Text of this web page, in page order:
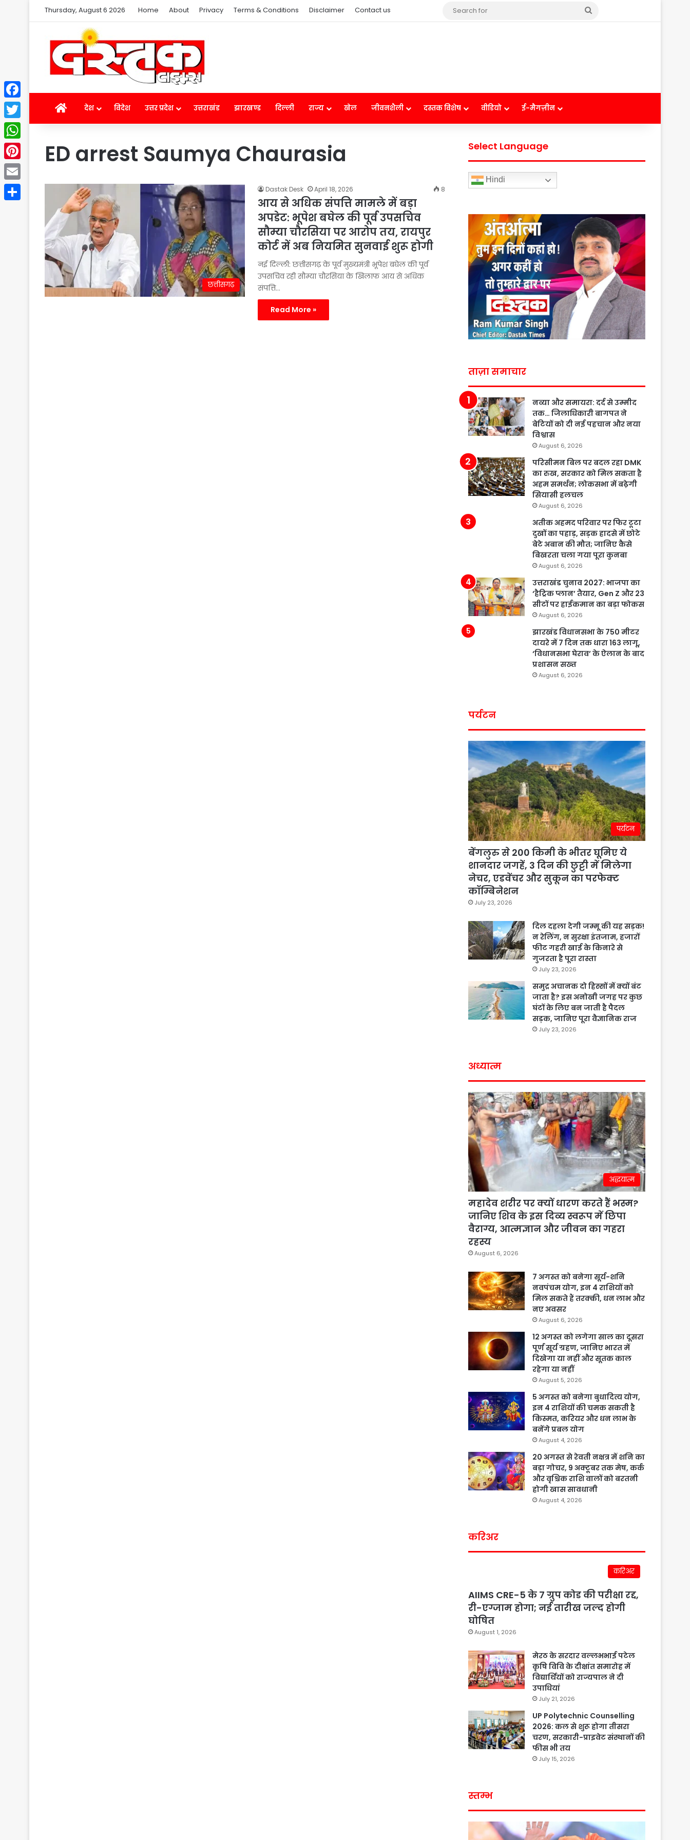
Thursday, August 6 2026 Home About Privacy Terms & Conditions Disclaimer Contact us
Homeदेश विदेश उत्तर प्रदेश उत्तराखंड झारखण्ड दिल्ली राज्य खेल जीवनशैली दस्तक विशेष वीडियो ई-मैगज़ीन
ED arrest Saumya Chaurasia
छत्तीसगढ़
Dastak Desk April 18, 2026 8
आय से अधिक संपत्ति मामले में बड़ा
अपडेट: भूपेश बघेल की पूर्व उपसचिव
सौम्या चौरसिया पर आरोप तय, रायपुर
कोर्ट में अब नियमित सुनवाई शुरू होगी
नई दिल्ली: छत्तीसगढ़ के पूर्व मुख्यमंत्री भूपेश बघेल की पूर्व
उपसचिव रही सौम्या चौरसिया के खिलाफ आय से अधिक
संपत्ति…
Read More »
Select Language
Hindi
ताज़ा समाचार
नव्या और समायरा: दर्द से उम्मीद
तक… जिलाधिकारी बागपत ने
बेटियों को दी नई पहचान और नया
विश्वास
August 6, 2026
परिसीमन बिल पर बदल रहा DMK
का रुख, सरकार को मिल सकता है
अहम समर्थन; लोकसभा में बढ़ेगी
सियासी हलचल
August 6, 2026
अतीक अहमद परिवार पर फिर टूटा
दुखों का पहाड़, सड़क हादसे में छोटे
बेटे अबान की मौत; जानिए कैसे
बिखरता चला गया पूरा कुनबा
August 6, 2026
उत्तराखंड चुनाव 2027: भाजपा का
‘हैट्रिक प्लान’ तैयार, Gen Z और 23
सीटों पर हाईकमान का बड़ा फोकस
August 6, 2026
झारखंड विधानसभा के 750 मीटर
दायरे में 7 दिन तक धारा 163 लागू,
‘विधानसभा घेराव’ के ऐलान के बाद
प्रशासन सख्त
August 6, 2026
पर्यटन
पर्यटन
बेंगलुरु से 200 किमी के भीतर घूमिए ये
शानदार जगहें, 3 दिन की छुट्टी में मिलेगा
नेचर, एडवेंचर और सुकून का परफेक्ट
कॉम्बिनेशन
July 23, 2026
दिल दहला देगी जम्मू की यह सड़क!
न रेलिंग, न सुरक्षा इंतजाम, हजारों
फीट गहरी खाई के किनारे से
गुजरता है पूरा रास्ता
July 23, 2026
समुद्र अचानक दो हिस्सों में क्यों बंट
जाता है? इस अनोखी जगह पर कुछ
घंटों के लिए बन जाती है पैदल
सड़क, जानिए पूरा वैज्ञानिक राज
July 23, 2026
अध्यात्म
अद्धयात्म
महादेव शरीर पर क्यों धारण करते हैं भस्म?
जानिए शिव के इस दिव्य स्वरूप में छिपा
वैराग्य, आत्मज्ञान और जीवन का गहरा
रहस्य
August 6, 2026
7 अगस्त को बनेगा सूर्य-शनि
नवपंचम योग, इन 4 राशियों को
मिल सकते हैं तरक्की, धन लाभ और
नए अवसर
August 6, 2026
12 अगस्त को लगेगा साल का दूसरा
पूर्ण सूर्य ग्रहण, जानिए भारत में
दिखेगा या नहीं और सूतक काल
रहेगा या नहीं
August 5, 2026
5 अगस्त को बनेगा बुधादित्य योग,
इन 4 राशियों की चमक सकती है
किस्मत, करियर और धन लाभ के
बनेंगे प्रबल योग
August 4, 2026
20 अगस्त से रेवती नक्षत्र में शनि का
बड़ा गोचर, 9 अक्टूबर तक मेष, कर्क
और वृश्चिक राशि वालों को बरतनी
होगी खास सावधानी
August 4, 2026
करिअर
करिअर
AIIMS CRE-5 के 7 ग्रुप कोड की परीक्षा रद्द,
री-एग्जाम होगा; नई तारीख जल्द होगी
घोषित
August 1, 2026
मेरठ के सरदार वल्लभभाई पटेल
कृषि विवि के दीक्षांत समारोह में
विद्यार्थियों को राज्यपाल ने दी
उपाधियां
July 21, 2026
UP Polytechnic Counselling
2026: कल से शुरू होगा तीसरा
चरण, सरकारी-प्राइवेट संस्थानों की
फीस भी तय
July 15, 2026
स्तम्भ
Facebook
Twitter
WhatsApp
Pinterest
Email